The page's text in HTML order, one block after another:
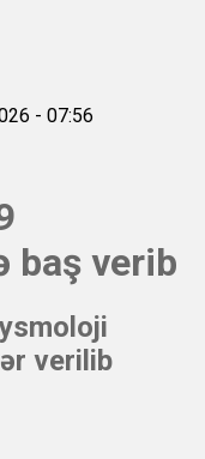
- 07:56
baş verib
verilib